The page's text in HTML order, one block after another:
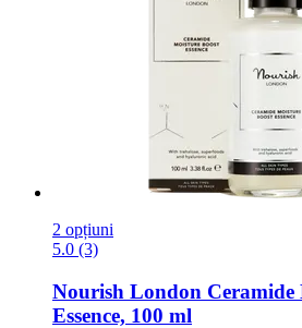
2 opțiuni
5.0 (3)
Nourish London Ceramide
Essence, 100 ml